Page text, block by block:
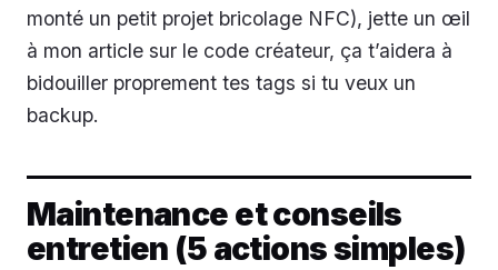
monté un petit projet bricolage NFC), jette un œil
à mon article sur le code créateur, ça t’aidera à
bidouiller proprement tes tags si tu veux un
backup.
Maintenance et conseils
entretien (5 actions simples)